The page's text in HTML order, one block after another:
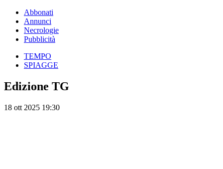
Abbonati
Annunci
Necrologie
Pubblicità
TEMPO
SPIAGGE
Edizione TG
18 ott 2025 19:30